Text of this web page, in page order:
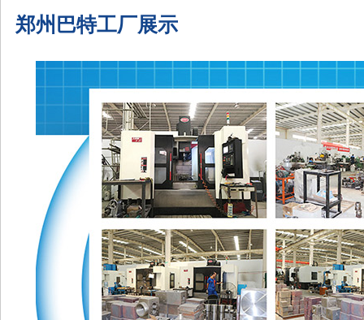
郑州巴特工厂展示